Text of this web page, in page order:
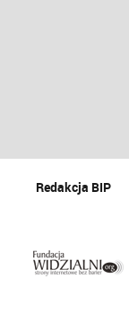
Redakcja BIP